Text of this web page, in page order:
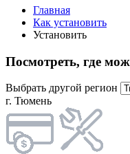
Главная
Как установить
Установить
Посмотреть, где
Выбрать другой регион
г. Тюмень